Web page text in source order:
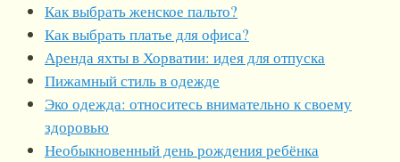
Как выбрать женское пальто?
Как выбрать платье для офиса?
Аренда яхты в Хорватии: идея для отпуска
Пижамный стиль в одежде
Эко одежда: относитесь внимательно к своему
здоровью
Необыкновенный день рождения ребёнка